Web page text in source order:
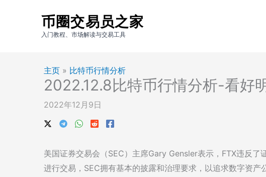
币圈交易员之家
入门教程、市场解读与交易工具
主页 » 比特币行情分析
2022.12.8比特币行情分析-看好
2022年12月9日
美国证券交易会（SEC）主席Gary Gensler表示，FTX违反
进行交易，SEC拥有基本的披露和治理要求，以追求数字资